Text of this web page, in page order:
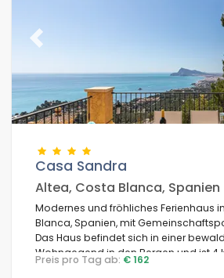
Previous
Casa Sandra
Altea, Costa Blanca, Spanien
Modernes und fröhliches Ferienhaus
Blanca, Spanien, mit
Das Haus befindet sich in einer
Wohngegend in den Bergen und ist 4
Campomanes entfernt.
Preis pro Tag ab: € 162